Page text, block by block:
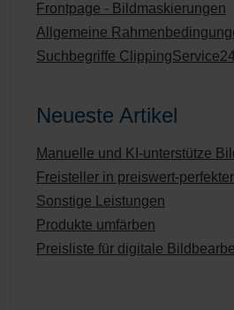
Frontpage - Bildmaskierungen
Allgemeine
Suchbegriffe ClippingService24
Neueste Artikel
Manuelle und KI-unterstütze
Freisteller in preiswert-
Sonstige Leistungen
Produkte umfärben
Preisliste für digitale